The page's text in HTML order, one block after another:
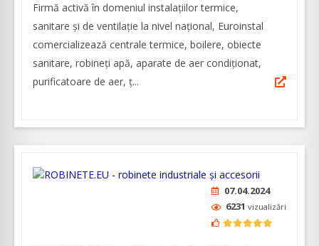
Firmă activă în domeniul instalațiilor termice,
sanitare și de ventilație la nivel național, Euroinstal
comercializează centrale termice, boilere, obiecte
sanitare, robineți apă, aparate de aer condiționat,
purificatoare de aer, ț...
07.04.2024
6231 vizualizări